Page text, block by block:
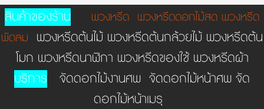
สินค้าของร้าน พวงหรีด พวงหรีดดอกไม้สด พวงหรีด
พัดลม พวงหรีดต้นไม้ พวงหรีดต้นกล้วยไม้ พวงหรีดต้น
โมก พวงหรีดนาฬิกา พวงหรีดของใช้ พวงหรีดผ้า
บริการ จัดดอกไม้งานศพ จัดดอกไม้หน้าศพ จัด
ดอกไม้หน้าเมรุ